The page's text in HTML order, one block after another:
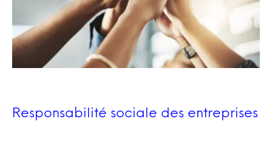
Responsabilité sociale des entreprises